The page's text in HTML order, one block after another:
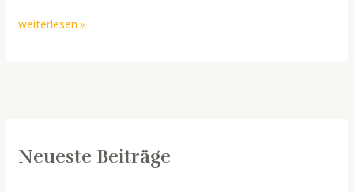
weiterlesen »
Neueste Beiträge